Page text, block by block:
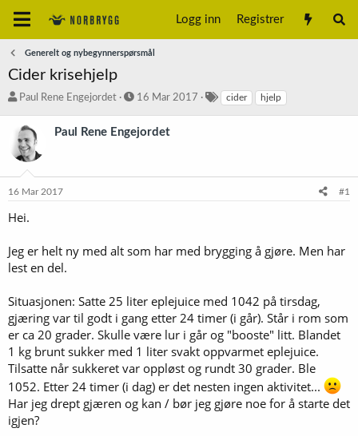
Logg inn Registrer
Generelt og nybegynnerspørsmål
Cider krisehjelp
T
å
d
s
r
e
Paul Rene Engejordet
S
a
r
16 Mar 2017 cider hjelp
Paul Rene Engejordet
16 Mar 2017 #1
Hei.
Jeg er helt ny med alt som har med brygging å gjøre. Men har
lest en del.
Situasjonen: Satte 25 liter eplejuice med 1042 på tirsdag,
gjæring var til godt i gang etter 24 timer (i går). Står i rom som
er ca 20 grader. Skulle være lur i går og "booste" litt. Blandet
1 kg brunt sukker med 1 liter svakt oppvarmet eplejuice.
Tilsatte når sukkeret var oppløst og rundt 30 grader. Ble
1052. Etter 24 timer (i dag) er det nesten ingen aktivitet...
Har jeg drept gjæren og kan / bør jeg gjøre noe for å starte det
igjen?